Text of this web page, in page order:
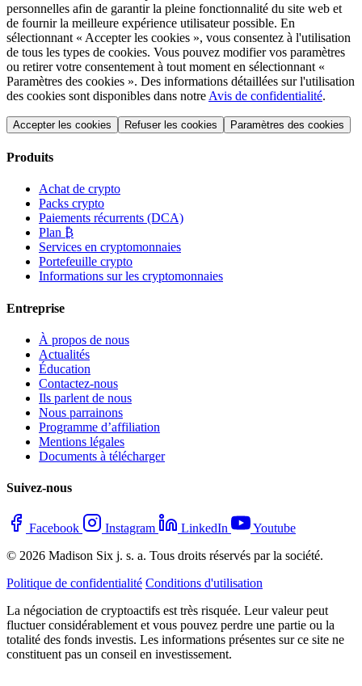
personnelles afin de garantir la pleine fonctionnalité du site web et
de fournir la meilleure expérience utilisateur possible. En
sélectionnant « Accepter les cookies », vous consentez à l'utilisation
de tous les types de cookies. Vous pouvez modifier vos paramètres
ou retirer votre consentement à tout moment en sélectionnant «
Paramètres des cookies ». Des informations détaillées sur l'utilisation
des cookies sont disponibles dans notre Avis de confidentialité.
Accepter les cookies Refuser les cookies Paramètres des cookies
Produits
Achat de crypto
Packs crypto
Paiements récurrents (DCA)
Plan ₿
Services en cryptomonnaies
Portefeuille crypto
Informations sur les cryptomonnaies
Entreprise
À propos de nous
Actualités
Éducation
Contactez-nous
Ils parlent de nous
Nous parrainons
Programme d’affiliation
Mentions légales
Documents à télécharger
Suivez-nous
Facebook Instagram LinkedIn
Youtube
© 2026 Madison Six j. s. a. Tous droits réservés par la société.
Politique de confidentialité Conditions d'utilisation
La négociation de cryptoactifs est très risquée. Leur valeur peut
fluctuer considérablement et vous pouvez perdre une partie ou la
totalité des fonds investis. Les informations présentes sur ce site ne
constituent pas un conseil en investissement.